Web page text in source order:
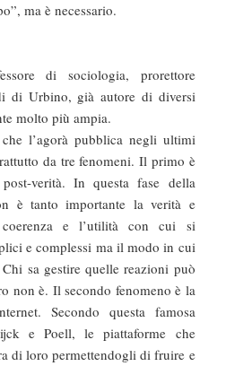
ma è necessario.
di sociologia, prorettore
di Urbino, già autore di diversi
molto più ampia.
l’agorà pubblica negli ultimi
da tre fenomeni. Il primo è
verità. In questa fase della
è tanto importante la verità e
e l’utilità con cui si
e complessi ma il modo in cui
sa gestire quelle reazioni può
non è. Il secondo fenomeno è la
Secondo questa famosa
e Poell, le piattaforme che
di loro permettendogli di fruire e